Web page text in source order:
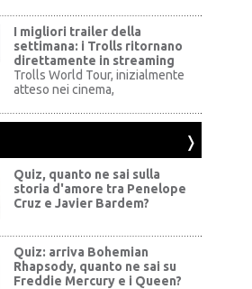
I migliori trailer della
settimana: i Trolls ritornano
direttamente in streaming
Trolls World Tour, inizialmente
atteso nei cinema,
Quiz, quanto ne sai sulla
storia d'amore tra Penelope
Cruz e Javier Bardem?
Quiz: arriva Bohemian
Rhapsody, quanto ne sai su
Freddie Mercury e i Queen?